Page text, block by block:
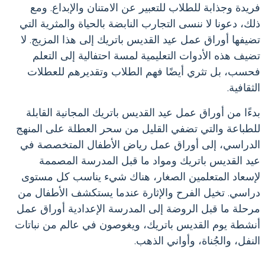
فريدة وجذابة للطلاب للتعبير عن الامتنان والإبداع. ومع
ذلك، دعونا لا ننسى التجارب النابضة بالحياة والمثرية التي
تضيفها أوراق عمل عيد القديس باتريك إلى هذا المزيج. لا
تضيف هذه الأدوات التعليمية لمسة احتفالية إلى التعلم
فحسب، بل تثري أيضًا فهم الطلاب وتقديرهم للعطلات
الثقافية.
بدءًا من أوراق عمل عيد القديس باتريك المجانية القابلة
للطباعة والتي تضفي القليل من سحر العطلة على المنهج
الدراسي، إلى أوراق عمل رياض الأطفال المتخصصة في
عيد القديس باتريك ومواد ما قبل المدرسة المصممة
لإسعاد المتعلمين الصغار، هناك شيء يناسب كل مستوى
دراسي. تخيل الفرح والإثارة عندما يستكشف الأطفال من
مرحلة ما قبل الروضة إلى المدرسة الإعدادية أوراق عمل
أنشطة يوم القديس باتريك، ويغوصون في عالم من نباتات
النفل، والجُناة، وأواني الذهب.